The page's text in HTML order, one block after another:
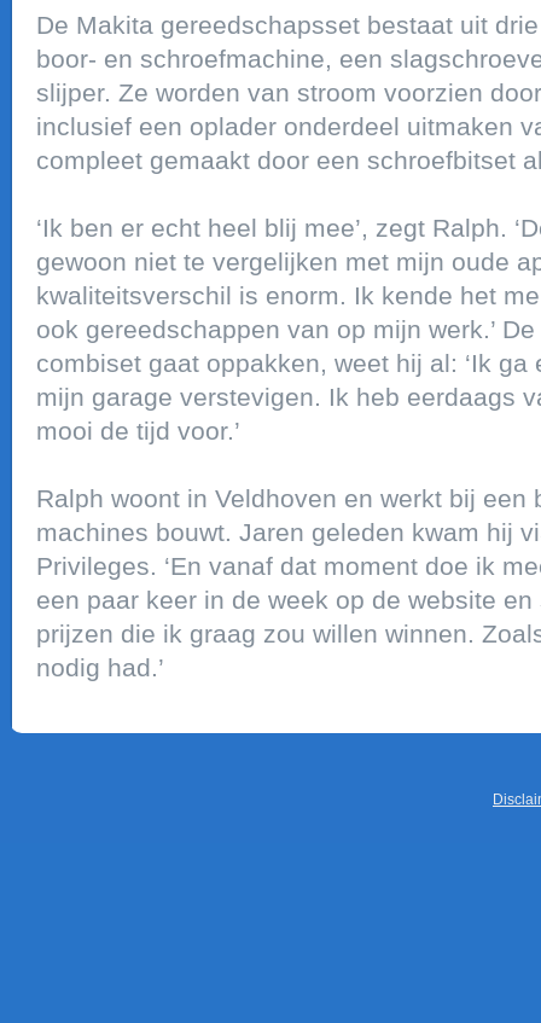
De Makita gereedschapsset bestaat uit
boor- en schroefmachine, een
slijper. Ze worden van stroom voorzien
inclusief een oplader onderdeel uitmaken
compleet gemaakt door een schroefbitset
‘Ik ben er echt heel blij mee’, zegt Ralph.
gewoon niet te vergelijken met mijn oude
kwaliteitsverschil is enorm. Ik kende het
ook gereedschappen van op mijn werk.’
combiset gaat oppakken, weet hij al: ‘Ik
mijn garage verstevigen. Ik heb eerdaags
mooi de tijd voor.’
Ralph woont in Veldhoven en werkt bij een
machines bouwt. Jaren geleden kwam hij
Privileges. ‘En vanaf dat moment doe ik
een paar keer in de week op de website
prijzen die ik graag zou willen winnen.
nodig had.’